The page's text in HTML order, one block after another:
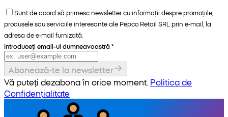
Sunt de acord să primesc newsletter cu informații despre promoțiile,
produsele sau serviciile interesante ale Pepco Retail SRL prin e-mail, la
adresa de e-mail furnizată.
Introduceți email-ul dumneavoastră *
Abonează-te la newsletter
Vă puteți dezabona în orice moment. Politica de
Confidențialitate